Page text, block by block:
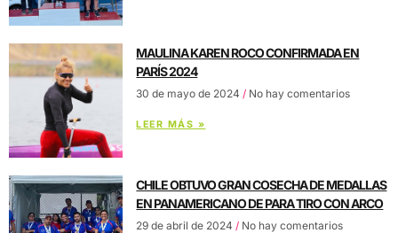
MAULINA KAREN ROCO CONFIRMADA EN
PARÍS 2024
30 de mayo de 2024 No hay comentarios
LEER MÁS »
CHILE OBTUVO GRAN COSECHA DE MEDALLAS
EN PANAMERICANO DE PARA TIRO CON ARCO
29 de abril de 2024 No hay comentarios